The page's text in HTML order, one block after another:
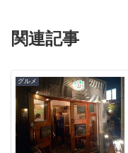
関連記事
グルメ